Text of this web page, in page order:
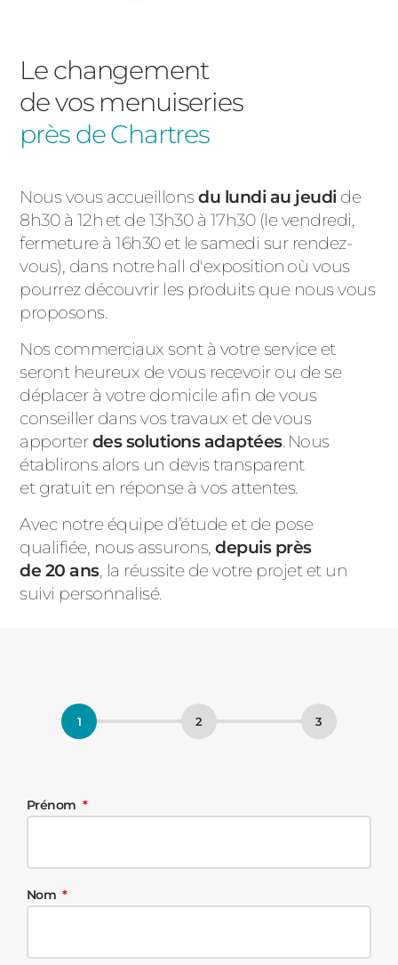
Le changement
de vos menuiseries
près de Chartres
Nous vous accueillonsdu lundi au jeudide
8h30 à 12h et de 13h30 à 17h30 (le vendredi,
fermeture à 16h30 et le samedi sur rendez-
vous), dans notre hall d'exposition où vous
pourrez découvrir les produits que nous vous
proposons.
Nos commerciaux sont à votre service et
seront heureux de vous recevoir ou de se
déplacer à votre domicile afin de vous
conseiller dans vos travaux et de vous
apporterdes solutions adaptées. Nous
établirons alors un devis transparent
et gratuit en réponse à vos attentes.
Avec notre équipe d’étude et de pose
qualifiée, nous assurons,depuis près
de 20 ans, la réussite de votre projet et un
suivi personnalisé.
Prénom
Nom